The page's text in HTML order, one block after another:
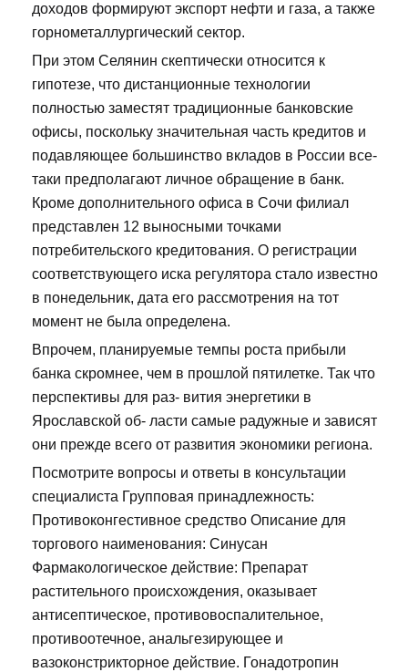
доходов формируют экспорт нефти и газа, а также
горнометаллургический сектор.
При этом Селянин скептически относится к
гипотезе, что дистанционные технологии
полностью заместят традиционные банковские
офисы, поскольку значительная часть кредитов и
подавляющее большинство вкладов в России все-
таки предполагают личное обращение в банк.
Кроме дополнительного офиса в Сочи филиал
представлен 12 выносными точками
потребительского кредитования. О регистрации
соответствующего иска регулятора стало известно
в понедельник, дата его рассмотрения на тот
момент не была определена.
Впрочем, планируемые темпы роста прибыли
банка скромнее, чем в прошлой пятилетке. Так что
перспективы для раз- вития энергетики в
Ярославской об- ласти самые радужные и зависят
они прежде всего от развития экономики региона.
Посмотрите вопросы и ответы в консультации
специалиста Групповая принадлежность:
Противоконгестивное средство Описание для
торгового наименования: Синусан
Фармакологическое действие: Препарат
растительного происхождения, оказывает
антисептическое, противовоспалительное,
противоотечное, анальгезирующее и
вазоконстрикторное действие. Гонадотропин